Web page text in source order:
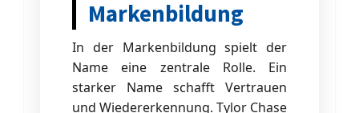
Markenbildung
In der Markenbildung spielt der
Name eine zentrale Rolle. Ein
starker Name schafft Vertrauen
und Wiedererkennung. Tylor Chase